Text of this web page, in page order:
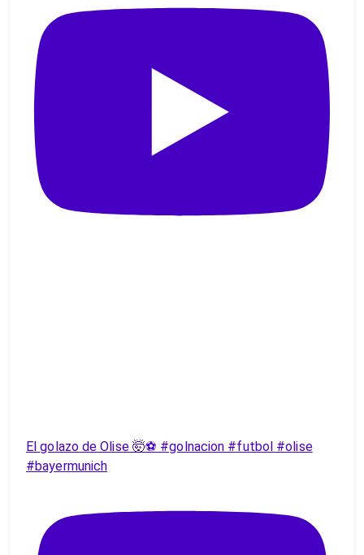
El golazo de Olise 🤯⚽️ #golnacion #futbol #olise
#bayermunich